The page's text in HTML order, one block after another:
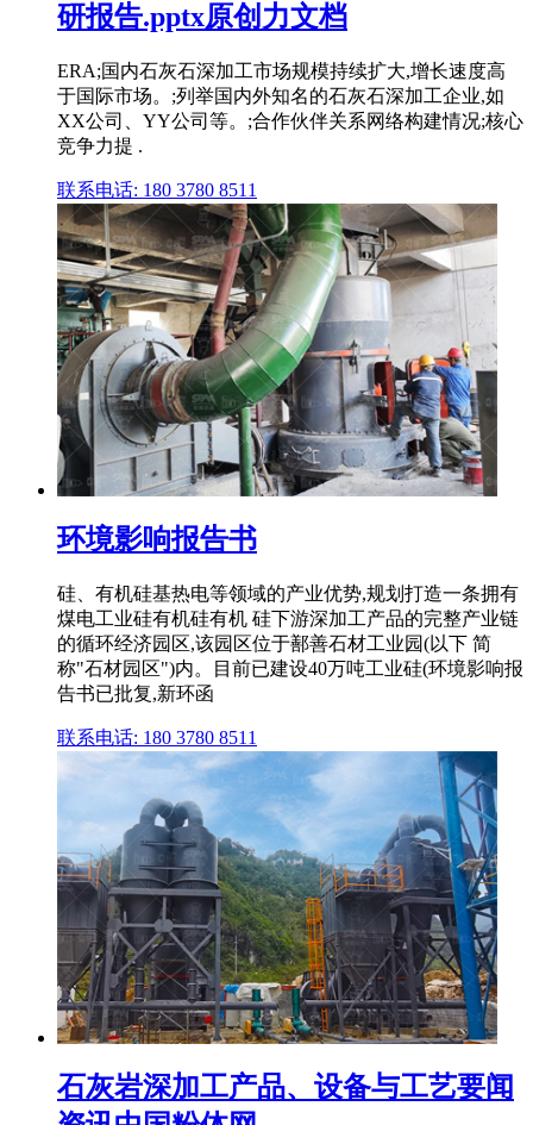
研报告.pptx原创力文档
ERA;国内石灰石深加工市场规模持续扩大,增长速度高
于国际市场。;列举国内外知名的石灰石深加工企业,如
XX公司、YY公司等。;合作伙伴关系网络构建情况;核心
竞争力提 .
联系电话: 180 3780 8511
环境影响报告书
硅、有机硅基热电等领域的产业优势,规划打造一条拥有
煤电工业硅有机硅有机 硅下游深加工产品的完整产业链
的循环经济园区,该园区位于鄯善石材工业园(以下 简
称"石材园区")内。目前已建设40万吨工业硅(环境影响报
告书已批复,新环函
联系电话: 180 3780 8511
石灰岩深加工产品、设备与工艺要闻